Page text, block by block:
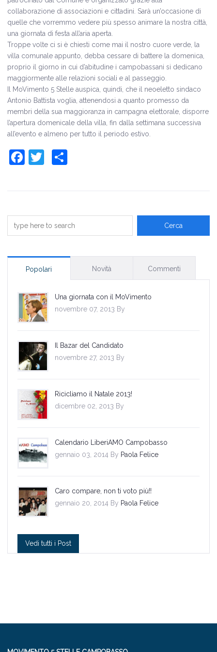
collaborazione di associazioni e cittadini. Sarà un’occasione di
quelle che vorremmo vedere più spesso animare la nostra città,
una giornata di festa all’aria aperta.
Troppe volte ci si è chiesti come mai il nostro cuore verde, la
villa comunale appunto, debba cessare di battere la domenica,
proprio il giorno in cui d’abitudine i campobassani si dedicano
maggiormente alle relazioni sociali e al passeggio.
Il MoVimento 5 Stelle auspica, quindi, che il neoeletto sindaco
Antonio Battista voglia, attenendosi a quanto promesso da
membri della sua maggioranza in campagna elettorale, disporre
l’apertura domenicale della villa, fin dalla settimana successiva
all’evento e almeno per tutto il periodo estivo.
Facebook
Twitter
Popolari Novità Commenti
Una giornata con il MoVimento
novembre 07, 2013 By
Il Bazar del Candidato
novembre 27, 2013 By
Ricicliamo il Natale 2013!
dicembre 02, 2013 By
Calendario LiberiAMO Campobasso
gennaio 03, 2014 By Paola Felice
Caro compare, non ti voto più!!
gennaio 20, 2014 By Paola Felice
Vedi tutti i Post